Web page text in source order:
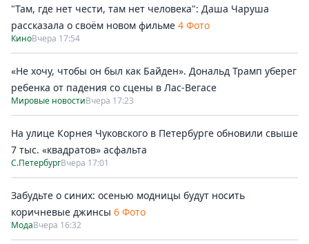
"Там, где нет чести, там нет человека": Даша Чаруша
рассказала о своём новом фильме 4 Фото
КиноВчера 17:54
«Не хочу, чтобы он был как Байден». Дональд Трамп уберег
ребенка от падения со сцены в Лас-Вегасе
Мировые новостиВчера 17:23
На улице Корнея Чуковского в Петербурге обновили свыше
7 тыс. «квадратов» асфальта
С.ПетербургВчера 17:01
Забудьте о синих: осенью модницы будут носить
коричневые джинсы 6 Фото
МодаВчера 16:32